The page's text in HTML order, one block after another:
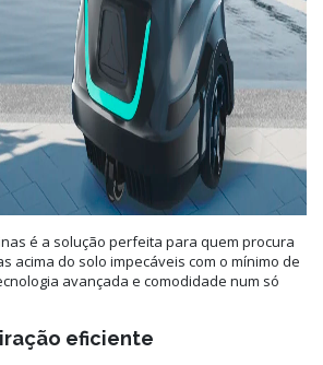
é a solução perfeita para quem procura
acima do solo impecáveis com o mínimo de
avançada e comodidade num só
eficiente